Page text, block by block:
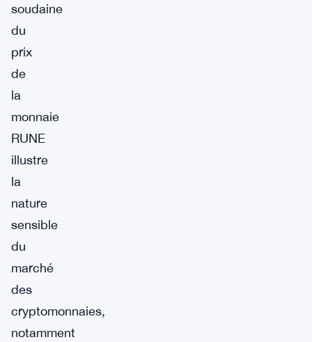
soudaine
du
prix
de
la
monnaie
RUNE
illustre
la
nature
sensible
du
marché
des
cryptomonnaies,
notamment